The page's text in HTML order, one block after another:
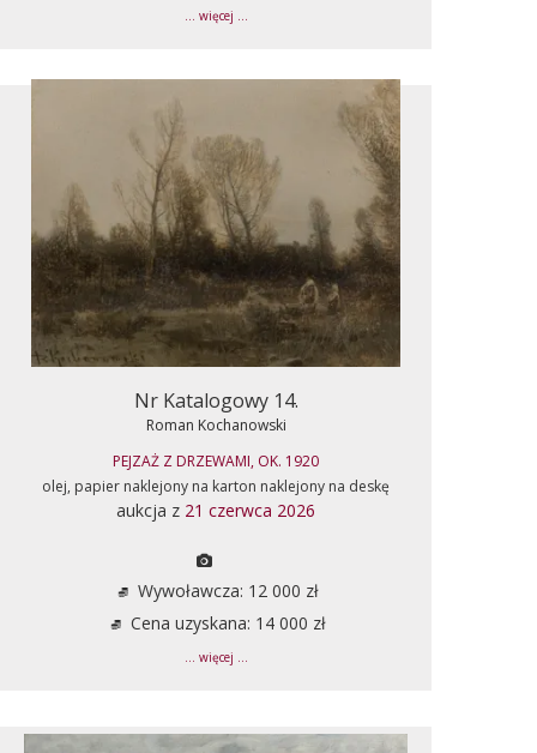
... więcej ...
Nr Katalogowy 14.
Roman Kochanowski
PEJZAŻ Z DRZEWAMI, OK. 1920
olej, papier naklejony na karton naklejony na deskę
aukcja z 21 czerwca 2026
Wywoławcza: 12 000 zł
Cena uzyskana: 14 000 zł
... więcej ...